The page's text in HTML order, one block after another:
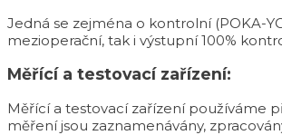
Jedná se zejména o kontrolní (POKA-
mezioperační, tak i výstupní 100%
Měřící a testovací zařízení:
Měřící a testovací zařízení používáme
měření jsou zaznamenávány,